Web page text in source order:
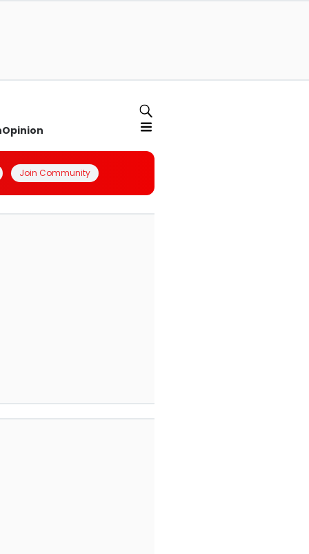
Opinion
Join Community